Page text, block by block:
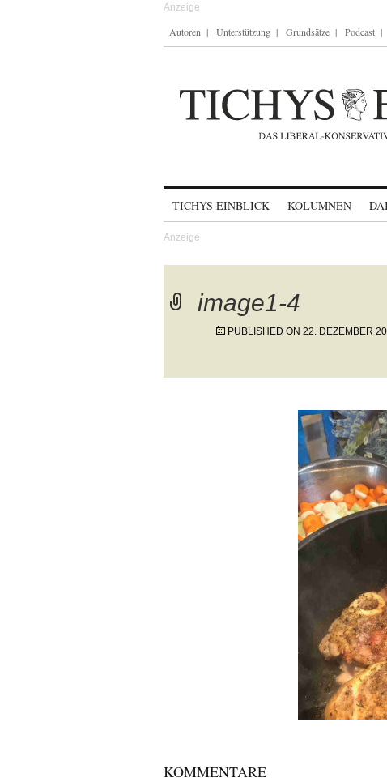
Autoren Unterstützung Grundsätze Podcast
TICHYS EINBLICK KOLUMNEN
image1-4
PUBLISHED ON 22. DEZEMBER
KOMMENTARE